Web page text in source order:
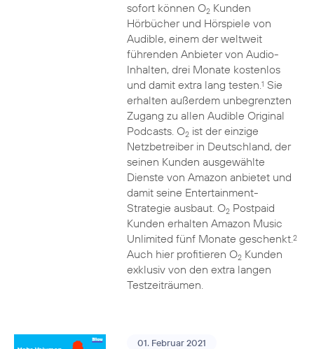
sofort können O2Kunden
Hörbücher und Hörspiele von
Audible, einem der weltweit
führenden Anbieter von Audio-
Inhalten, drei Monate kostenlos
und damit extra lang testen.1 Sie
erhalten außerdem unbegrenzten
Zugang zu allen Audible Original
Podcasts. O2ist der einzige
Netzbetreiber in Deutschland, der
seinen Kunden ausgewählte
Dienste von Amazon anbietet und
damit seine Entertainment-
Strategie ausbaut. O2Postpaid
Kunden erhalten Amazon Music
Unlimited fünf Monate geschenkt.2
Auch hier profitieren O2Kunden
exklusiv von den extra langen
Testzeiträumen.
01. Februar 2021